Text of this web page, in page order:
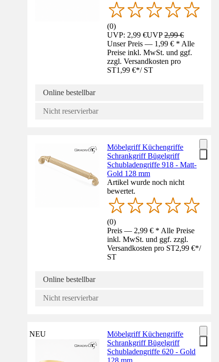
(0)
UVP: 2,99 €UVP2,99 €
Unser Preis — 1,99 € * Alle
Preise inkl. MwSt. und ggf.
zzgl. Versandkosten pro
ST1,99 €*/ ST
Online bestellbar
Nicht reservierbar
Möbelgriff Küchengriffe
Schrankgriff Bügelgriff
Schubladengriffe 918 - Matt-
Gold 128 mm
Artikel wurde noch nicht
bewertet.
(0)
Preis — 2,99 € * Alle Preise
inkl. MwSt. und ggf. zzgl.
Versandkosten pro ST2,99 €*/
ST
Online bestellbar
Nicht reservierbar
NEU
Möbelgriff Küchengriffe
Schrankgriff Bügelgriff
Schubladengriffe 620 - Gold
128 mm